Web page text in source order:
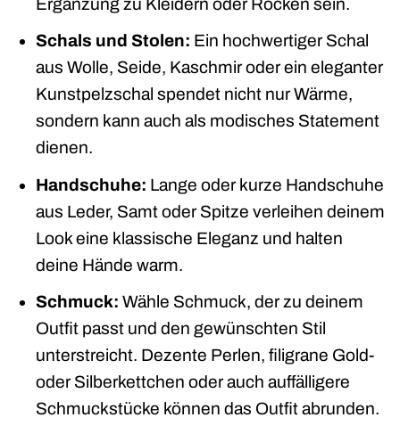
Ergänzung zu Kleidern oder Röcken sein.
Schals und Stolen: Ein hochwertiger Schal
aus Wolle, Seide, Kaschmir oder ein eleganter
Kunstpelzschal spendet nicht nur Wärme,
sondern kann auch als modisches Statement
dienen.
Handschuhe: Lange oder kurze Handschuhe
aus Leder, Samt oder Spitze verleihen deinem
Look eine klassische Eleganz und halten
deine Hände warm.
Schmuck: Wähle Schmuck, der zu deinem
Outfit passt und den gewünschten Stil
unterstreicht. Dezente Perlen, filigrane Gold-
oder Silberkettchen oder auch auffälligere
Schmuckstücke können das Outfit abrunden.